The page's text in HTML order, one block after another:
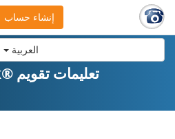
العربية
إنشاء حساب
تعليمات تقويم ®Outlook